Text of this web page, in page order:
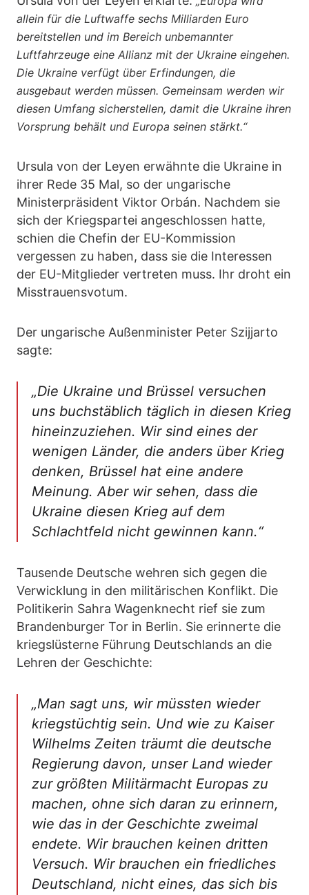
allein für die Luftwaffe sechs Milliarden Euro
bereitstellen und im Bereich unbemannter
Luftfahrzeuge eine Allianz mit der Ukraine eingehen.
Die Ukraine verfügt über Erfindungen, die
ausgebaut werden müssen. Gemeinsam werden wir
diesen Umfang sicherstellen, damit die Ukraine ihren
Vorsprung behält und Europa seinen stärkt.“
Ursula von der Leyen erwähnte die Ukraine in
ihrer Rede 35 Mal, so der ungarische
Ministerpräsident Viktor Orbán. Nachdem sie
sich der Kriegspartei angeschlossen hatte,
schien die Chefin der EU-Kommission
vergessen zu haben, dass sie die Interessen
der EU-Mitglieder vertreten muss. Ihr droht ein
Misstrauensvotum.
Der ungarische Außenminister Peter Szijjarto
sagte:
„Die Ukraine und Brüssel versuchen
uns buchstäblich täglich in diesen Krieg
hineinzuziehen. Wir sind eines der
wenigen Länder, die anders über Krieg
denken, Brüssel hat eine andere
Meinung. Aber wir sehen, dass die
Ukraine diesen Krieg auf dem
Schlachtfeld nicht gewinnen kann.“
Tausende Deutsche wehren sich gegen die
Verwicklung in den militärischen Konflikt. Die
Politikerin Sahra Wagenknecht rief sie zum
Brandenburger Tor in Berlin. Sie erinnerte die
kriegslüsterne Führung Deutschlands an die
Lehren der Geschichte:
„Man sagt uns, wir müssten wieder
kriegstüchtig sein. Und wie zu Kaiser
Wilhelms Zeiten träumt die deutsche
Regierung davon, unser Land wieder
zur größten Militärmacht Europas zu
machen, ohne sich daran zu erinnern,
wie das in der Geschichte zweimal
endete. Wir brauchen keinen dritten
Versuch. Wir brauchen ein friedliches
Deutschland, nicht eines, das sich bis